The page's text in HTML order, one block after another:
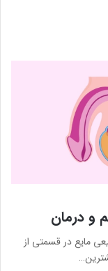
و درمان
مایع در قسمتی از